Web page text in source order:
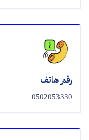
رقم هاتف
0502053330